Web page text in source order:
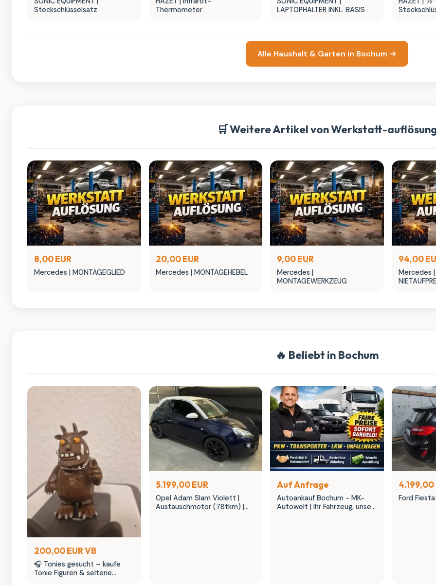
Steckschlüsselsatz
Thermometer
LAPTOPHALTER INKL. BASIS
Alle Haushalt & Garten in Bochum →
🛒 Weitere Artikel von Werkstatt-
8,00 EUR
Mercedes | MONTAGEGLIED
20,00 EUR
Mercedes | MONTAGEHEBEL
9,00 EUR
Mercedes |
MONTAGEWERKZEUG
94,00
Mercedes |
🔥 Beliebt in Bochum
200,00 EUR VB
🎧 Tonies gesucht – kaufe
Tonie Figuren & seltene
5.199,00 EUR
Opel Adam Slam Violett |
Austauschmotor (78tkm) |
Auf Anfrage
Autoankauf Bochum - MK-
Autowelt | Ihr Fahrzeug, unser
4.199,00
Ford